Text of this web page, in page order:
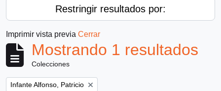
Restringir resultados por:
Imprimir vista previa Cerrar
Mostrando 1 resultados
Colecciones
Remove filter:
Infante Alfonso, Patricio